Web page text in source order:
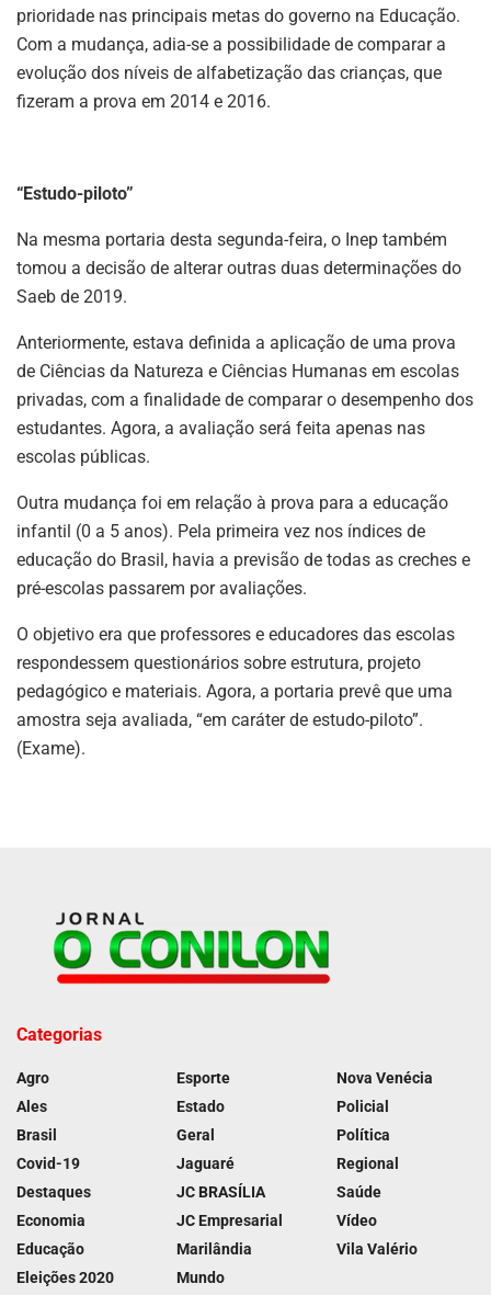
prioridade nas principais metas do governo na Educação.
Com a mudança, adia-se a possibilidade de comparar a
evolução dos níveis de alfabetização das crianças, que
fizeram a prova em 2014 e 2016.
“Estudo-piloto”
Na mesma portaria desta segunda-feira, o Inep também
tomou a decisão de alterar outras duas determinações do
Saeb de 2019.
Anteriormente, estava definida a aplicação de uma prova
de Ciências da Natureza e Ciências Humanas em escolas
privadas, com a finalidade de comparar o desempenho dos
estudantes. Agora, a avaliação será feita apenas nas
escolas públicas.
Outra mudança foi em relação à prova para a educação
infantil (0 a 5 anos). Pela primeira vez nos índices de
educação do Brasil, havia a previsão de todas as creches e
pré-escolas passarem por avaliações.
O objetivo era que professores e educadores das escolas
respondessem questionários sobre estrutura, projeto
pedagógico e materiais. Agora, a portaria prevê que uma
amostra seja avaliada, “em caráter de estudo-piloto”.
(Exame).
Categorias
Agro
Ales
Brasil
Covid-19
Destaques
Economia
Educação
Eleições 2020
Esporte
Estado
Geral
Jaguaré
JC BRASÍLIA
JC Empresarial
Marilândia
Mundo
Nova Venécia
Policial
Política
Regional
Saúde
Vídeo
Vila Valério